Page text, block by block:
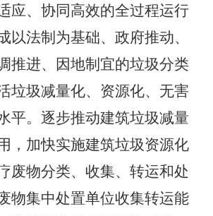
应、协同高效的全过程运行
以法制为基础、政府推动、
推进、因地制宜的垃圾分类
垃圾减量化、资源化、无害
平。逐步推动建筑垃圾减量
，加快实施建筑垃圾资源化
废物分类、收集、转运和处
物集中处置单位收集转运能